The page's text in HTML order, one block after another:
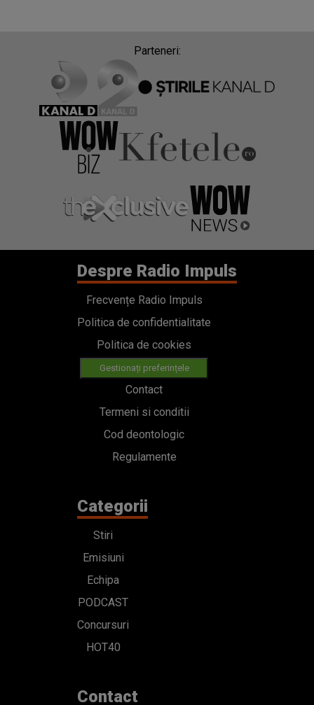
Parteneri:
Despre Radio Impuls
Frecvențe Radio Impuls
Politica de confidentialitate
Politica de cookies
Gestionați preferințele
Contact
Termeni si conditii
Cod deontologic
Regulamente
Categorii
Stiri
Emisiuni
Echipa
PODCAST
Concursuri
HOT40
Contact